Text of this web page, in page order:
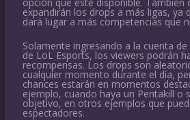
expandirán los drops a más ligas, ya
dará lugar a más competencias que
Solamente ingresando a la cuenta
de LoL Esports, los viewers podrán
recompensas. Los drops son
cualquier momento durante el día,
chances estarán en momentos
ejemplo, cuando haya un Pentakill o
objetivo, en otros ejemplos que
espectadores.